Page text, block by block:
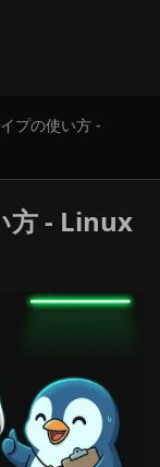
プの使い方 -
方 - Linux